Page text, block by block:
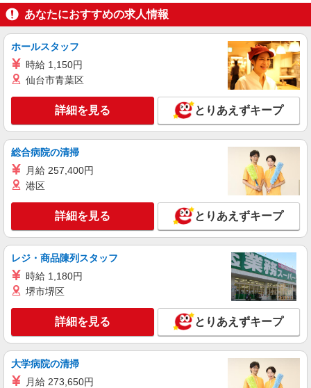
石巻市内 最寄り駅：石巻
キープ 詳細を見る
派遣社員
石巻市▼綺麗なサ高住で生活ケア▼清掃やフロ
時給1350円〜2062円 ＜日払い有/週払い有/交
詳細を見る
派遣社員
株式会社kotrio /●SD-H-1975346
石巻市｜リハビリ補助などのデイサービス
時給1350円〜2062円 ＜日払い有/週払い有/交
石巻市内 最寄り駅：石巻
キープ 詳細を見る
派遣社員
あなたにおすすめの求人情報
ホールスタッフ
時給 1,150円
仙台市青葉区
詳細を見る とりあえずキープ
総合病院の清掃
月給 257,400円
港区
詳細を見る とりあえずキープ
レジ・商品陳列スタッフ
時給 1,180円
堺市堺区
詳細を見る とりあえずキープ
大学病院の清掃
月給 273,650円